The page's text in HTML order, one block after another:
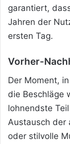
garantiert,
Jahren der
ersten Tag.
Vorher-
Der Moment,
die Beschläge
lohnendste
Austausch der
oder stilvolle